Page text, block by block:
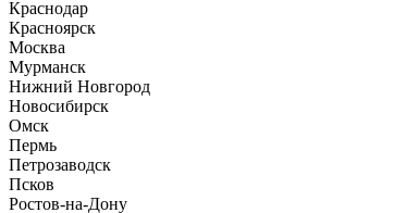
Краснодар
Красноярск
Москва
Мурманск
Нижний Новгород
Новосибирск
Омск
Пермь
Петрозаводск
Псков
Ростов-на-Дону